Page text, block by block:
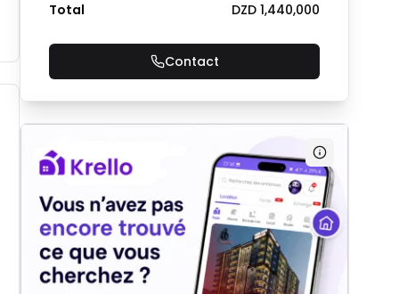
Total DZD 1,440,000
Contact